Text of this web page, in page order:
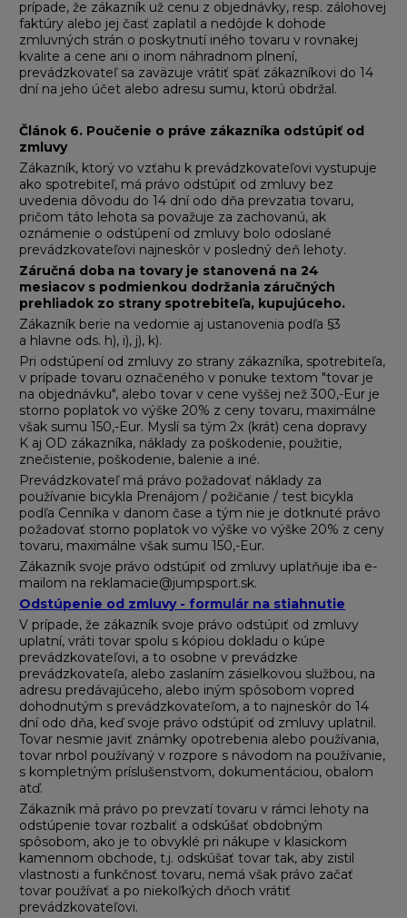
prípade, že zákazník už cenu z objednávky, resp. zálohovej
faktúry alebo jej časť zaplatil a nedôjde k dohode
zmluvných strán o poskytnutí iného tovaru v rovnakej
kvalite a cene ani o inom náhradnom plnení,
prevádzkovateľ sa zaväzuje vrátiť späť zákazníkovi do 14
dní na jeho účet alebo adresu sumu, ktorú obdržal.
Článok 6. Poučenie o práve zákazníka odstúpiť od
zmluvy
Zákazník, ktorý vo vzťahu k prevádzkovateľovi vystupuje
ako spotrebiteľ, má právo odstúpiť od zmluvy bez
uvedenia dôvodu do 14 dní odo dňa prevzatia tovaru,
pričom táto lehota sa považuje za zachovanú, ak
oznámenie o odstúpení od zmluvy bolo odoslané
prevádzkovateľovi najneskôr v posledný deň lehoty.
Záručná doba na tovary je stanovená na 24
mesiacov s podmienkou dodržania záručných
prehliadok zo strany spotrebiteľa, kupujúceho.
Zákazník berie na vedomie aj ustanovenia podľa §3
a hlavne ods. h), i), j), k).
Pri odstúpení od zmluvy zo strany zákazníka, spotrebiteľa,
v prípade tovaru označeného v ponuke textom "tovar je
na objednávku", alebo tovar v cene vyššej než 300,-Eur je
storno poplatok vo výške 20% z ceny tovaru, maximálne
však sumu 150,-Eur. Myslí sa tým 2x (krát) cena dopravy
K aj OD zákazníka, náklady za poškodenie, použitie,
znečistenie, poškodenie, balenie a iné.
Prevádzkovateľ má právo požadovať náklady za
používanie bicykla Prenájom / požičanie / test bicykla
podľa Cenníka v danom čase a tým nie je dotknuté právo
požadovať storno poplatok vo výške vo výške 20% z ceny
tovaru, maximálne však sumu 150,-Eur.
Zákazník svoje právo odstúpiť od zmluvy uplatňuje iba e-
mailom na reklamacie@jumpsport.sk.
Odstúpenie od zmluvy - formulár na stiahnutie
V prípade, že zákazník svoje právo odstúpiť od zmluvy
uplatní, vráti tovar spolu s kópiou dokladu o kúpe
prevádzkovateľovi, a to osobne v prevádzke
prevádzkovateľa, alebo zaslaním zásielkovou službou, na
adresu predávajúceho, alebo iným spôsobom vopred
dohodnutým s prevádzkovateľom, a to najneskôr do 14
dní odo dňa, keď svoje právo odstúpiť od zmluvy uplatnil.
Tovar nesmie javiť známky opotrebenia alebo používania,
tovar nrbol používaný v rozpore s návodom na používanie,
s kompletným príslušenstvom, dokumentáciou, obalom
atď.
Zákazník má právo po prevzatí tovaru v rámci lehoty na
odstúpenie tovar rozbaliť a odskúšať obdobným
spôsobom, ako je to obvyklé pri nákupe v klasickom
kamennom obchode, t.j. odskúšať tovar tak, aby zistil
vlastnosti a funkčnosť tovaru, nemá však právo začať
tovar používať a po niekoľkých dňoch vrátiť
prevádzkovateľovi.